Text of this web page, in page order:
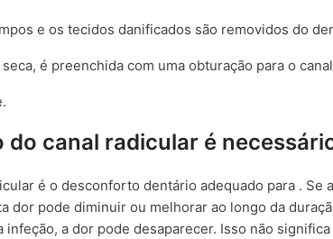
e os tecidos danificados são removidos do
é preenchida com uma obturação para o
canal radicular é
é o desconforto dentário adequado para . Se
pode diminuir ou melhorar ao longo da
a dor pode desaparecer. Isso não